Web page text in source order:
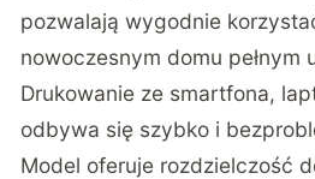
pozwalają wygodnie
nowoczesnym domu pełnym
Drukowanie ze smartfona,
odbywa się szybko i
Model oferuje rozdzielczość